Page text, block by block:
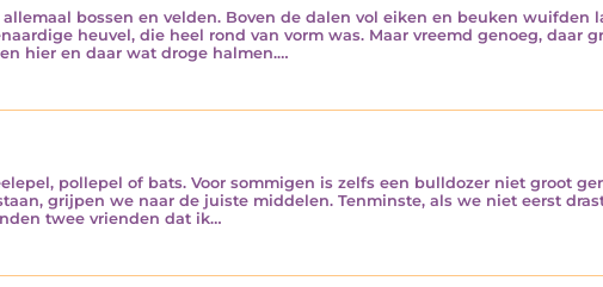
bossen en velden. Boven de dalen vol eiken en beuken wuifden
heuvel, die heel rond van vorm was. Maar vreemd genoeg, daar
hier en daar wat droge halmen.…
pollepel of bats. Voor sommigen is zelfs een bulldozer niet groot
grijpen we naar de juiste middelen. Tenminste, als we niet eerst
twee vrienden dat ik…